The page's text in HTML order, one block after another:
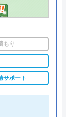
もり
サポート